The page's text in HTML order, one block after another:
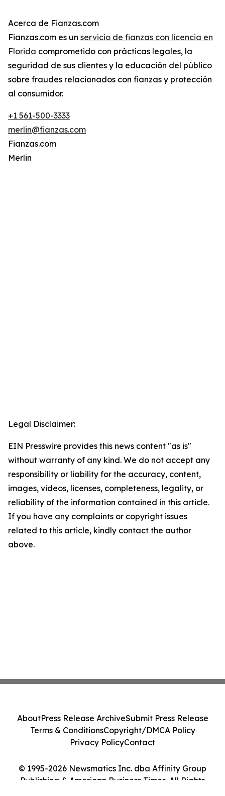
Acerca de Fianzas.com
Fianzas.com es un servicio de fianzas con licencia en
Florida comprometido con prácticas legales, la
seguridad de sus clientes y la educación del público
sobre fraudes relacionados con fianzas y protección
al consumidor.
+1 561-500-3333
merlin@fianzas.com
Fianzas.com
Merlin
Legal Disclaimer:
EIN Presswire provides this news content "as is"
without warranty of any kind. We do not accept any
responsibility or liability for the accuracy, content,
images, videos, licenses, completeness, legality, or
reliability of the information contained in this article.
If you have any complaints or copyright issues
related to this article, kindly contact the author
above.
© 1995-2026 Newsmatics Inc. dba Affinity Group
Publishing & American Business Times. All Rights
AboutPress Release ArchiveSubmit Press Release
Terms & ConditionsCopyright/DMCA Policy
Privacy PolicyContact